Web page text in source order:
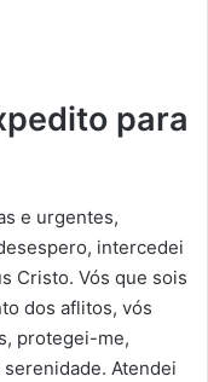
para
e urgentes,
intercedei
Cristo. Vós que sois
dos aflitos, vós
protegei-me,
Atendei